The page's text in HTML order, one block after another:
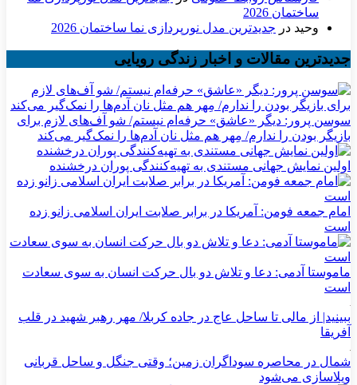
ساختمان 2026
وحید در جدیدترین مدل نورپردازی نما ساختمان 2026
جدیدترین مقالات و اخبار زندگی رویایی
سوسن پرور: دیگر «عاشق» حرفه‌ام نیستم/ شو آف‌های لازم برای
بازیگر بودن را ندارم/ مِهر هم مثل نان آدم‌ها را نمک‌گیر می‌کند
اولین نمایش جهانی مستندی به تهیه‌کنندگی پوران درخشنده
امام جمعه فومن: آمریکا در برابر صلابت ایران اسلامی زانو زده
است
ماموستا آدمی: دعا و تلاش دو بال حرکت انسان به سوی سعادت
است
ببینید| از مالی تا ساحل عاج در جاده کربلا/ مهر رهبر شهید در قلب
آفریقا
شمال در محاصره سوداگران زمین؛ وقتی جنگل و ساحل قربانی
ویلاسازی می‌شود